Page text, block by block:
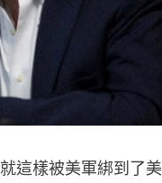
這樣被美軍綁到了美